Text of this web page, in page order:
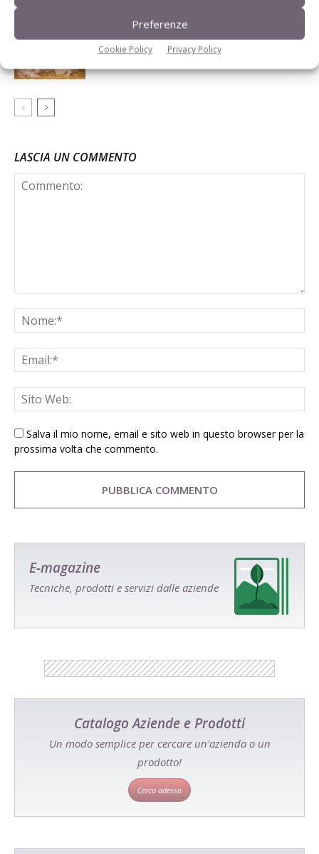
Preferenze
Cookie Policy Privacy Policy
Direttiva Ied, più burocrazia e meno
competività per le aziende suinicole
LASCIA UN COMMENTO
Salva il mio nome, email e sito web in questo browser per la
prossima volta che commento.
E-magazine
Tecniche, prodotti e servizi dalle aziende
Catalogo Aziende e Prodotti
Un modo semplice per cercare un'azienda o un
prodotto!
Cerca adesso